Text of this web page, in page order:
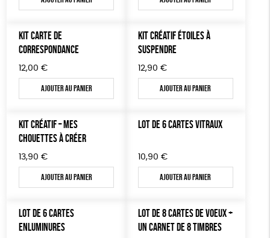
KIT CARTE DE
CORRESPONDANCE
12,00 €
Ajouter au panier
KIT CRÉATIF ÉTOILES À
SUSPENDRE
12,90 €
Ajouter au panier
KIT CRÉATIF – MES
CHOUETTES À CRÉER
13,90 €
Ajouter au panier
LOT DE 6 CARTES VITRAUX
10,90 €
Ajouter au panier
LOT DE 6 CARTES
ENLUMINURES
LOT DE 8 CARTES DE VOEUX +
UN CARNET DE 8 TIMBRES